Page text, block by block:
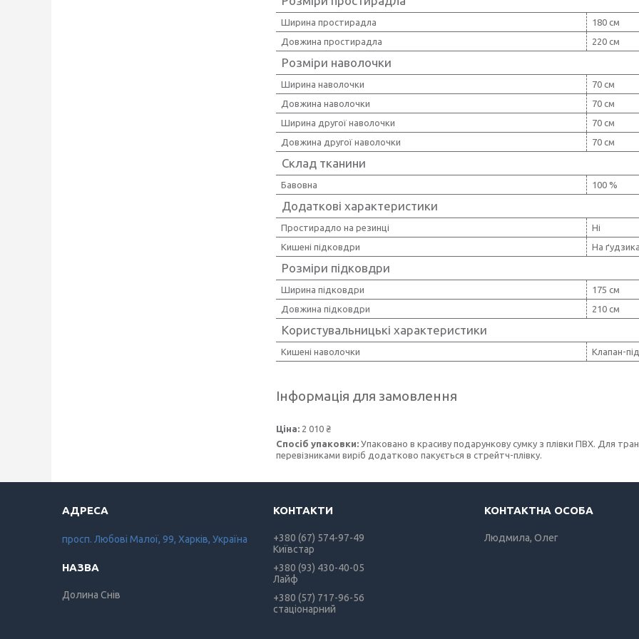
Ширина простирадла
180 см
Довжина простирадла
220 см
Розміри наволочки
Ширина наволочки
70 см
Довжина наволочки
70 см
Ширина другої наволочки
70 см
Довжина другої наволочки
70 см
Склад тканини
Бавовна 100 %
Додаткові характеристики
Простирадло на резинці
Ні
Кишені підковдри
На
Розміри підковдри
Ширина підковдри
175 см
Довжина підковдри
210 см
Користувальницькі характеристики
Кишені наволочки Клапан-
Інформація для замовлення
Ціна: 2 010 ₴
Спосіб упаковки: Упаковано в красиву подарункову сумку з плівки ПВХ. Для
перевізниками виріб додатково пакується в стрейтч-плівку.
просп. Любові Малої, 99, Харків, Україна
Долина Снів
+380 (67) 574-97-49
Київстар
+380 (93) 430-40-05
Лайф
+380 (57) 717-96-56
стаціонарний
Людмила, Олег